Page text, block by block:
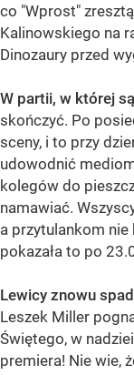
co "Wprost"
Kalinowskiego na
Dinozaury przed
W partii, w której są
skończyć. Po
sceny, i to przy
udowodnić
kolegów do
namawiać.
a przytulankom nie
pokazała to po
Lewicy znowu
Leszek Miller
Świętego, w
premiera! Nie wie,